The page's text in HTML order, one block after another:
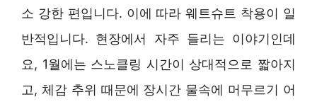
소 강한 편입니다. 이에 따라 웨트슈트 착용이 일
반적입니다. 현장에서 자주 들리는 이야기인데
요, 1월에는 스노클링 시간이 상대적으로 짧아지
고, 체감 추위 때문에 장시간 물속에 머무르기 어